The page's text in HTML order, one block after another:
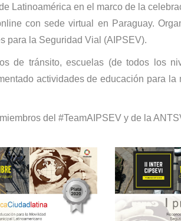
Latinoamérica en el marco de la
con sede virtual en Paraguay.
para la Seguridad Vial (AIPSEV).
de tránsito, escuelas (de todos los
actividades de educación para la
del #TeamAIPSEV y de la